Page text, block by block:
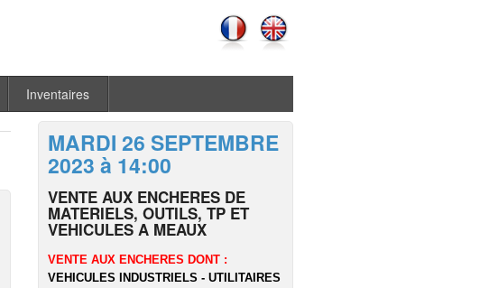
Inventaires
MARDI 26 SEPTEMBRE
2023 à 14:00
VENTE AUX ENCHERES DE
MATERIELS, OUTILS, TP ET
VEHICULES A MEAUX
VENTE AUX ENCHERES DONT :
VEHICULES INDUSTRIELS - UTILITAIRES